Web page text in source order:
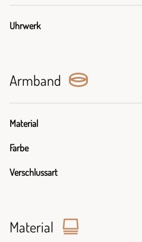
Uhrwerk
Armband
Material
Farbe
Verschlussart
Material